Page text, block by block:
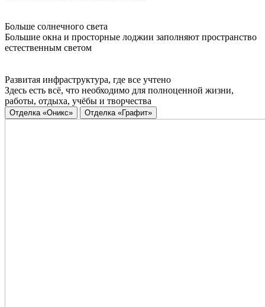
Больше солнечного света
Большие окна и просторные лоджии заполняют пространство
естественным светом
Развитая инфраструктура, где все учтено
Здесь есть всё, что необходимо для полноценной жизни,
работы, отдыха, учёбы и творчества
Отделка «Оникс» Отделка «Графит»